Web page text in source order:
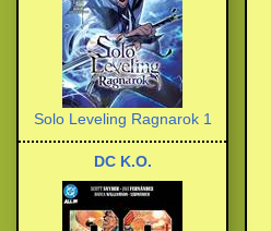
Solo Leveling Ragnarok 1
DC K.O.